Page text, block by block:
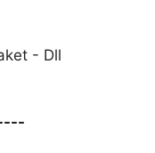
- Dll